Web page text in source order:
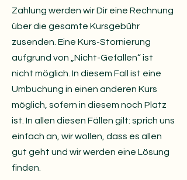
Zahlung werden wir Dir eine Rechnung
über die gesamte Kursgebühr
zusenden. Eine Kurs-Stornierung
aufgrund von „Nicht-Gefallen“ ist
nicht möglich. In diesem Fall ist eine
Umbuchung in einen anderen Kurs
möglich, sofern in diesem noch Platz
ist. In allen diesen Fällen gilt: sprich uns
einfach an, wir wollen, dass es allen
gut geht und wir werden eine Lösung
finden.